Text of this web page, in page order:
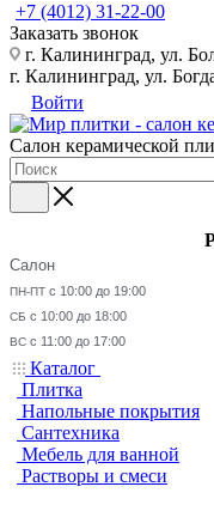
+7 (4012) 31-22-00
Заказать звонок
г. Калининград, ул.
г. Калининград, ул.
Войти
Салон керамической
Салон
ПН-ПТ с 10:00 до 19:00
СБ с 10:00 до 18:00
ВС с 11:00 до 17:00
Каталог
Плитка
Напольные покрытия
Сантехника
Мебель для ванной
Растворы и смеси